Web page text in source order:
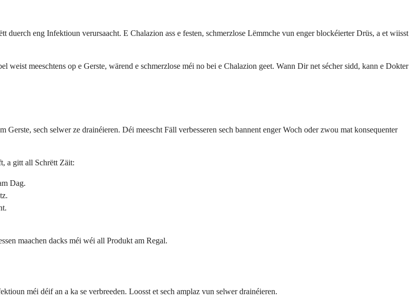
duerch eng Infektioun verursaacht. E Chalazion ass e festen, schmerzlose Lëmmche vun enger blockéierter Drüs, a et wiisst
meeschtens op e Gerste, wärend e schmerzlose méi no bei e Chalazion geet. Wann Dir net sécher sidd, kann e Dokter
sech selwer ze drainéieren. Déi meescht Fäll verbesseren sech bannent enger Woch oder zwou mat konsequenter
a gitt all Schrëtt Zäit:
Dag.
maachen dacks méi wéi all Produkt am Regal.
méi déif an a ka se verbreeden. Loosst et sech amplaz vun selwer drainéieren.